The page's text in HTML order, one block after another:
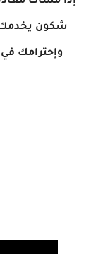
شكون يخدمك
وإحترامك